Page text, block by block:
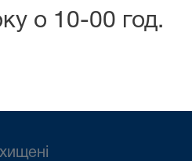
о 10-00 год.